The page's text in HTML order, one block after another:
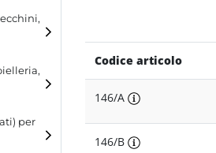
per
Codice articolo
146/A
146/B